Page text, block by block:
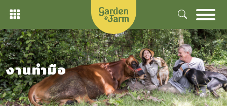
Skip
content
งานทำมือ